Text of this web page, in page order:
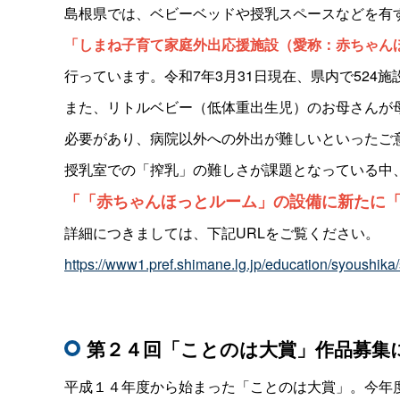
島根県では、ベビーベッドや授乳スペースなどを
「しまね子育て家庭外出応援施設（愛称：赤ちゃ
行っています。令和7年3月31日現在、県内で524
また、リトルベビー（低体重出生児）のお母さん
必要があり、病院以外への外出が難しいといった
授乳室での「搾乳」の難しさが課題となっている中
「「赤ちゃんほっとルーム」の設備に新た
詳細につきましては、下記URLをご覧ください。
https://www1.pref.shimane.lg.jp/education/
第２４回「ことのは大賞」作品募集
平成１４年度から始まった「ことのは大賞」。今